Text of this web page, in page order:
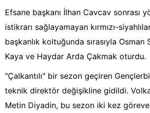
Efsane başkanı İlhan Cavcav sonrası
istikrarı sağlayamayan kırmızı-
başkanlık koltuğunda sırasıyla Osman
Kaya ve Haydar Arda Çakmak oturdu.
"Çalkantılı" bir sezon geçiren
teknik direktör değişikline gidildi.
Metin Diyadin, bu sezon iki kez